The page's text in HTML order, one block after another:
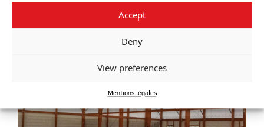
Accept
Deny
View preferences
Mentions légales